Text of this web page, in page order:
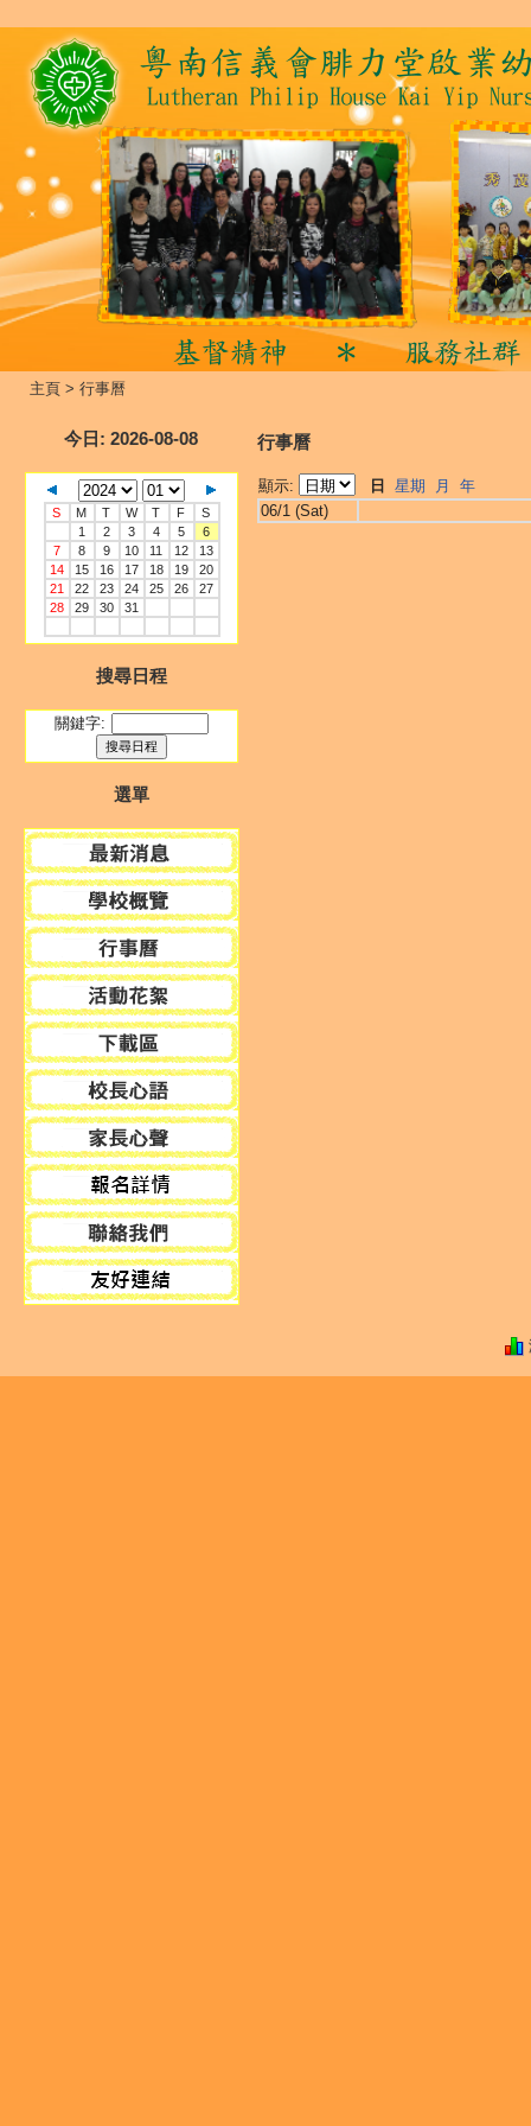
主頁 > 行事曆
今日 : 2026-08-08
S M T W T F
S
1
2 3 4 5
6
7
8 9 10 11 12
13
14
15 16 17 18 19
20
21
22 23 24 25 26
27
28
29 30 31
搜尋日程
關鍵字:
選單
行事曆
顯示: 日 星期 月
年
06/1 (Sat)